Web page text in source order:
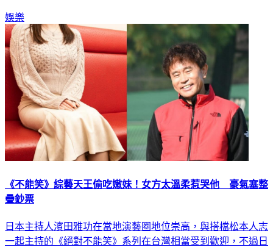
娛樂
《不能笑》綜藝天王偷吃嫩妹！女方太溫柔惹哭他 豪氣塞整
疊鈔票
日本主持人濱田雅功在當地演藝圈地位崇高，與搭檔松本人志
一起主持的《絕對不能笑》系列在台灣相當受到歡迎，不過日